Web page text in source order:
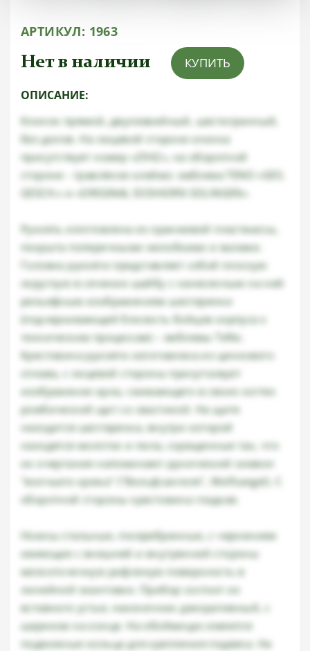
АРТИКУЛ: 1963
Нет в наличии КУПИТЬ
ОПИСАНИЕ:
Клинок прямой, двулезвийный, шестигранный,
без долов. На лицевой стороне клинка
присутствует номер «2942», на оборотной
стороне - травлёное клеймо: эмблема TENO «GES.
GESCH.» и «ORIGINAL EICKHORN SOLINGEN».
Рукоять изготовлена из оранжевой пластмассы,
покрыта поперечными желобками и валами.
Головка рукояти представляет собой плоскую
округлую в сечении шайбу с нанесенным на ней
рельефным изображением шестеренки
(подчеркивающей близость бойцов корпуса к
техническим процессам) – эмблемы TeNo.
Крестовина рукояти изготовлена из цинкового
сплава, с лицевой стороны присутсивует
изображение орла, сжимающего в своих когтях
ромбический щит со свастикой. На щите
находится шестеренка, внутри которой
находятся молоток и пила, скрещенные так, что
их очертания напоминают рунический символ
"волчьего крюка" ("Вольфсангеля", Wolfsangel). С
оборотной стороны крестовина гладкая.
Ножны стальные, посеребренные, с чернением
имеющие с внешней и внутренней стороны
мелкоточечную рифленую поверхность в
линейной окантовке. Прибор состоит из
вставного устья, наконечник декоративный, с
шариком на конце. На обоймицах имеются
подвижные кольца для крепления подвеса. На